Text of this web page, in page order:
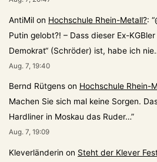
AntiMil on Hochschule Rhein-Metall?: “
Putin gelobt?! – Dass dieser Ex-
Demokrat“ (Schröder) ist, habe ich
Aug. 7, 19:40
Bernd Rütgens on Hochschule Rhein-
Machen Sie sich mal keine Sorgen.
Hardliner in Moskau das Ruder…”
Aug. 7, 19:09
Kleverländerin on Steht der Klever